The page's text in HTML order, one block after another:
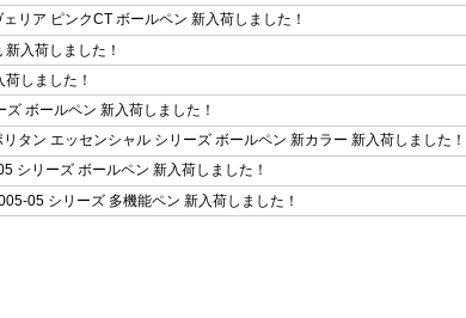
リア ピンクCT ボールペン 新入荷しました！
入荷しました！
しました！
ボールペン 新入荷しました！
タン エッセンシャル シリーズ ボールペン 新カラー 新入荷しました！
シリーズ ボールペン 新入荷しました！
05 シリーズ 多機能ペン 新入荷しました！